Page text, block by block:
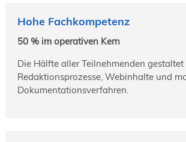
Hohe Fachkompetenz
50 % im operativen Kern
Die Hälfte aller Teilnehmenden
Redaktionsprozesse, Webinhalte und
Dokumentationsverfahren.